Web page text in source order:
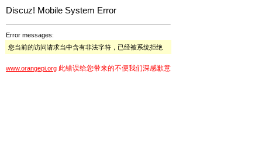
Discuz! Mobile System Error
Error messages:
您当前的访问请求当中含有非法字符，已经被系统拒绝
www.orangepi.org 此错误给您带来的不便我们深感歉意